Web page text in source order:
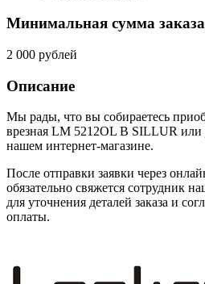
Минимальная сумма заказа
2 000 рублей
Описание
Мы рады, что вы собираетесь
врезная LM 5212OL B SILLUR или
нашем интернет-магазине.
После отправки заявки через
обязательно свяжется сотрудник
для уточнения деталей заказа и
оплаты.